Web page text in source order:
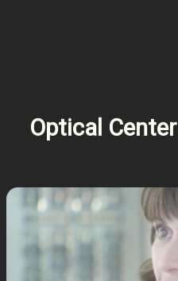
Optical Center